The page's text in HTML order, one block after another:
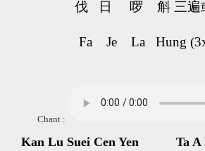
伐 日 啰 斛 三遍
Fa Je La Hung
Chant :
Kan Lu Suei Cen Yen
Ta